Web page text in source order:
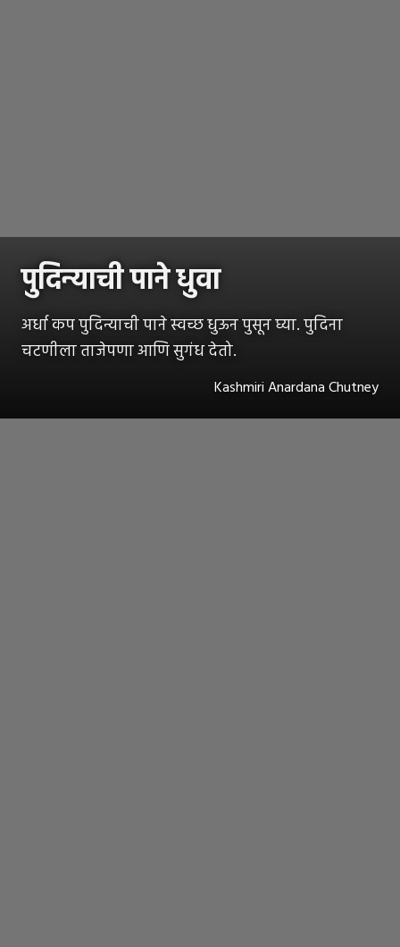
पुदिन्याची पाने धुवा
अर्धा कप पुदिन्याची पाने स्वच्छ धुऊन पुसून घ्या. पुदिना
चटणीला ताजेपणा आणि सुगंध देतो.
Kashmiri Anardana Chutney